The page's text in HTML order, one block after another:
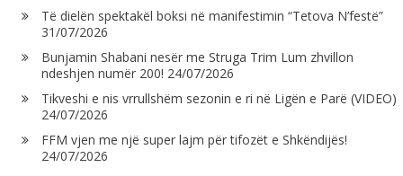
Të dielën spektakël boksi në manifestimin “Tetova N’festë”
31/07/2026
Bunjamin Shabani nesër me Struga Trim Lum zhvillon
ndeshjen numër 200! 24/07/2026
Tikveshi e nis vrrullshëm sezonin e ri në Ligën e Parë (VIDEO)
24/07/2026
FFM vjen me një super lajm për tifozët e Shkëndijës!
24/07/2026